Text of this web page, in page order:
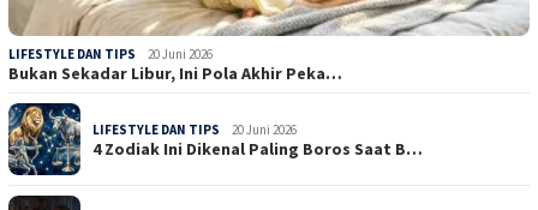
LIFESTYLE DAN TIPS 20 Juni 2026
Bukan Sekadar Libur, Ini Pola Akhir Peka…
LIFESTYLE DAN TIPS 20 Juni 2026
4 Zodiak Ini Dikenal Paling Boros Saat B…